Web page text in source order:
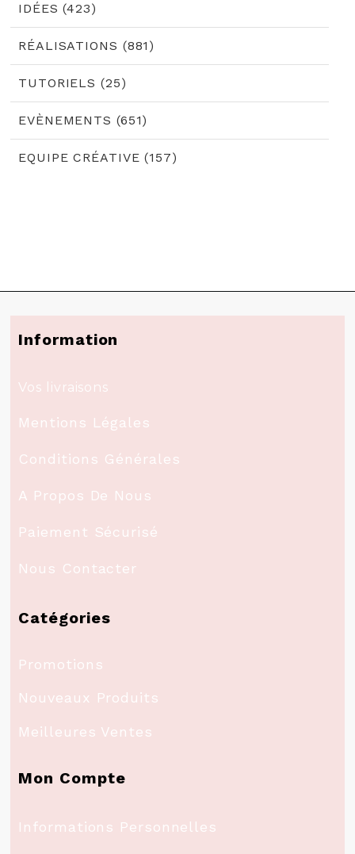
IDÉES (423)
RÉALISATIONS (881)
TUTORIELS (25)
EVÈNEMENTS (651)
EQUIPE CRÉATIVE (157)
Information
Vos livraisons
Mentions Légales
Conditions Générales
A Propos De Nous
Paiement Sécurisé
Nous Contacter
Catégories
Promotions
Nouveaux Produits
Meilleures Ventes
Mon Compte
Informations Personnelles